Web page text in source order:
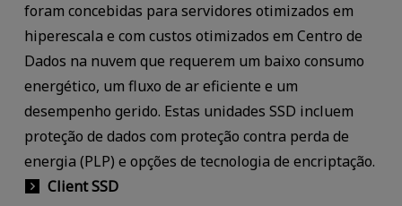
foram concebidas para servidores otimizados em
hiperescala e com custos otimizados em Centro de
Dados na nuvem que requerem um baixo consumo
energético, um fluxo de ar eficiente e um
desempenho gerido. Estas unidades SSD incluem
proteção de dados com proteção contra perda de
energia (PLP) e opções de tecnologia de encriptação.
Client SSD